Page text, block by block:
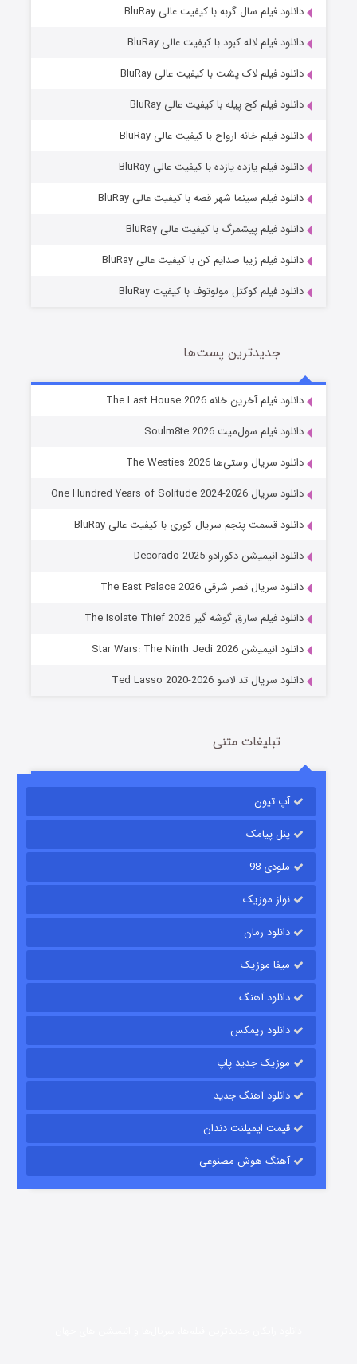
قسمت7 (زیرنویس) منتشر شد
خاندان اژدها فصل ۳
جادوگری در مغولستان
قسمت14 (زیرنویس) منتشر شد
رویایی برای تو
قسمت
دانلود فیلم سال گربه با کیفیت عالی BluRay
دانلود فیلم لاله کبود با کیفیت عالی BluRay
دانلود فیلم لاک پشت با کیفیت عالی BluRay
دانلود فیلم کج‌ پیله با کیفیت عالی BluRay
دانلود فیلم خانه ارواح با کیفیت عالی BluRay
دانلود فیلم یازده یازده با کیفیت عالی BluRay
دانلود فیلم سینما شهر قصه با کیفیت عالی BluRay
دانلود فیلم پیشمرگ با کیفیت عالی BluRay
دانلود فیلم زیبا صدایم کن با کیفیت عالی BluRay
دانلود فیلم کوکتل مولوتوف با کیفیت BluRay
جدیدترین پست‌ها
دانلود فیلم آخرین خانه The Last House 2026
دانلود فیلم سول‌میت Soulm8te 2026
دانلود سریال وستی‌ها The Westies 2026
دانلود سریال One Hundred Years of Solitude 2024-2026
دانلود قسمت پنجم سریال کوری با کیفیت عالی BluRay
دانلود انیمیشن دکورادو Decorado 2025
دانلود سریال قصر شرقی The East Palace 2026
دانلود فیلم سارق گوشه گیر The Isolate Thief 2026
دانلود انیمیشن Star Wars: The Ninth Jedi 2026
دانلود سریال تد لاسو Ted Lasso 2020-2026
تبلیغات متنی
آپ تیون
پنل پیامک
ملودی 98
نواز موزیک
دانلود رمان
میفا موزیک
دانلود آهنگ
دانلود ریمکس
موزیک جدید پاپ
دانلود آهنگ جدید
قیمت ایمپلنت دندان
آهنگ هوش مصنوعی